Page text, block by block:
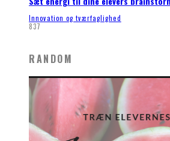
Innovation og tværfaglighed
837
RANDOM